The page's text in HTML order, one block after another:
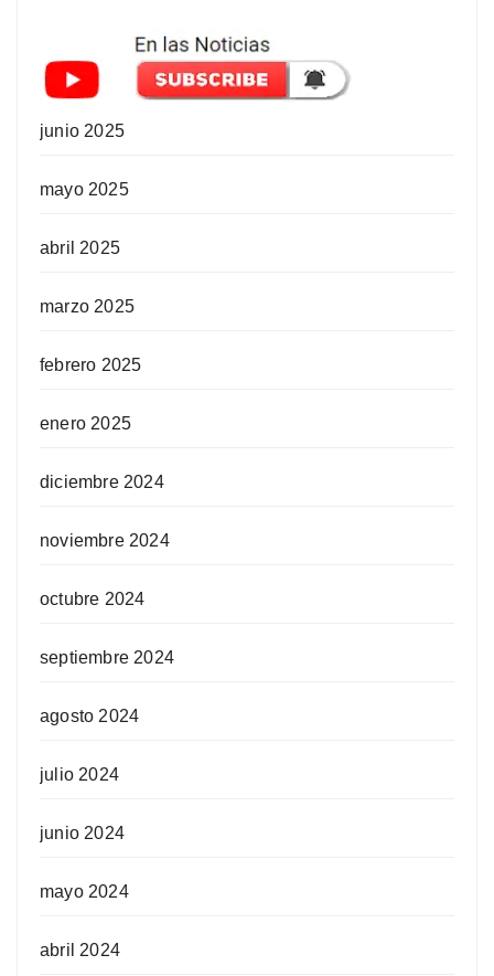
junio 2025
mayo 2025
abril 2025
marzo 2025
febrero 2025
enero 2025
diciembre 2024
noviembre 2024
octubre 2024
septiembre 2024
agosto 2024
julio 2024
junio 2024
mayo 2024
abril 2024